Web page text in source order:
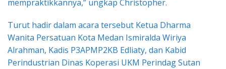
mempraktikkannya,” ungkap Christopher.
Turut hadir dalam acara tersebut Ketua Dharma
Wanita Persatuan Kota Medan Ismiralda Wiriya
Alrahman, Kadis P3APMP2KB Edliaty, dan Kabid
Perindustrian Dinas Koperasi UKM Perindag Sutan